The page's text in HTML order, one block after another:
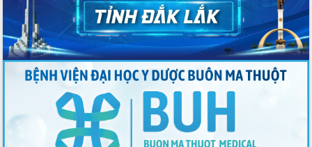
Gỡ khó, khởi công xây dựng, sửa chữa
toàn bộ nhà ở cho hộ dân đúng tiến độ
đề ra
UBND tỉnh Đắk Lắk tổng kết công tác
quốc phòng, quân sự địa phương năm
2025
Tập trung triển khai quyết liệt, đồng bộ
các giải pháp nhằm thực hiện hiệu quả
các nhiệm vụ đề ra năm 2025
Phát huy vai trò của người có uy tín